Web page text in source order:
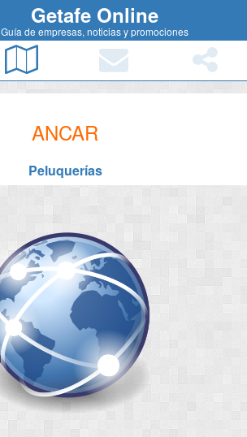
Getafe Online
Guía de empresas, noticias y promociones
ANCAR
Peluquerías